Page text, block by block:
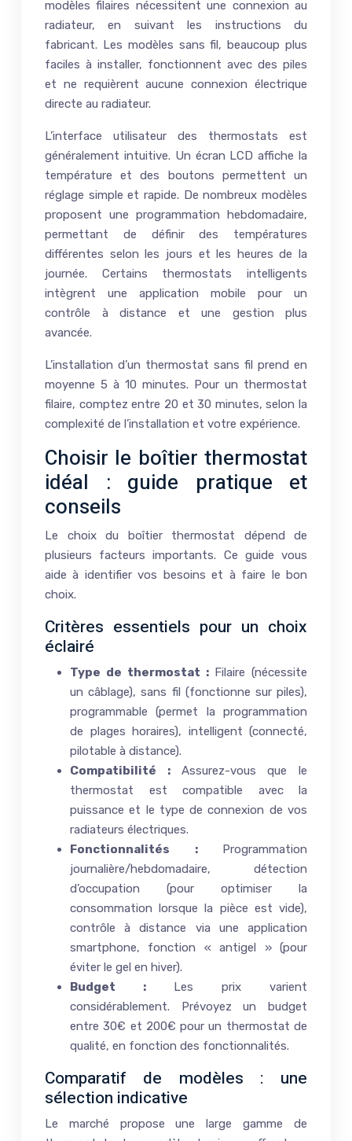
modèles filaires nécessitent une connexion au
radiateur, en suivant les instructions du
fabricant. Les modèles sans fil, beaucoup plus
faciles à installer, fonctionnent avec des piles
et ne requièrent aucune connexion électrique
directe au radiateur.
L’interface utilisateur des thermostats est
généralement intuitive. Un écran LCD affiche la
température et des boutons permettent un
réglage simple et rapide. De nombreux modèles
proposent une programmation hebdomadaire,
permettant de définir des températures
différentes selon les jours et les heures de la
journée. Certains thermostats intelligents
intègrent une application mobile pour un
contrôle à distance et une gestion plus
avancée.
L’installation d’un thermostat sans fil prend en
moyenne 5 à 10 minutes. Pour un thermostat
filaire, comptez entre 20 et 30 minutes, selon la
complexité de l’installation et votre expérience.
Choisir le boîtier thermostat
idéal : guide pratique et
conseils
Le choix du boîtier thermostat dépend de
plusieurs facteurs importants. Ce guide vous
aide à identifier vos besoins et à faire le bon
choix.
Critères essentiels pour un choix
éclairé
Type de thermostat : Filaire (nécessite
un câblage), sans fil (fonctionne sur piles),
programmable (permet la programmation
de plages horaires), intelligent (connecté,
pilotable à distance).
Compatibilité : Assurez-vous que le
thermostat est compatible avec la
puissance et le type de connexion de vos
radiateurs électriques.
Fonctionnalités : Programmation
journalière/hebdomadaire, détection
d’occupation (pour optimiser la
consommation lorsque la pièce est vide),
contrôle à distance via une application
smartphone, fonction « antigel » (pour
éviter le gel en hiver).
Budget : Les prix varient
considérablement. Prévoyez un budget
entre 30€ et 200€ pour un thermostat de
qualité, en fonction des fonctionnalités.
Comparatif de modèles : une
sélection indicative
Le marché propose une large gamme de